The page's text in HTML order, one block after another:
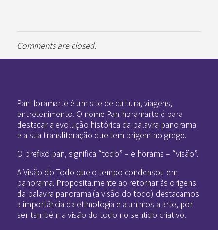
Comments are closed.
PanHoramarte é um site de cultura, viagens,
entretenimento. O nome Pan-horamarte é para
destacar a evolução histórica da palavra panorama
e a sua transliteração que tem origem no grego.
O prefixo pan, significa “todo” – e horama – “visão”.
A Visão do Todo que o tempo condensou em
panorama. Propositalmente ao retornar às origens
da palavra panorama (a visão do todo) destacamos
a importância da etimologia e a unimos a arte, por
ser também a visão do todo no sentido criativo.